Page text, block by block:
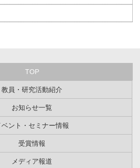
TOP
教員・研究活動紹介
お知らせ一覧
ベント・セミナー情報
受賞情報
メディア報道